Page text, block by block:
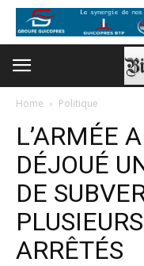
Home Politique
L’ARMÉE
DÉJOUÉ
DE
ARRÊTÉS